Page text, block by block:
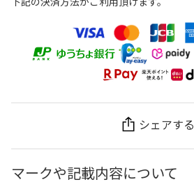
シェアする
マークや記載内容について